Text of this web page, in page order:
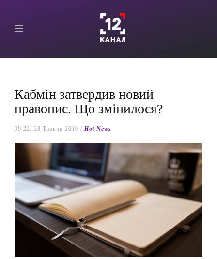
Кабмін затвердив новий
правопис. Що змінилося?
09:22, 23 Травня 2019 / Hot News